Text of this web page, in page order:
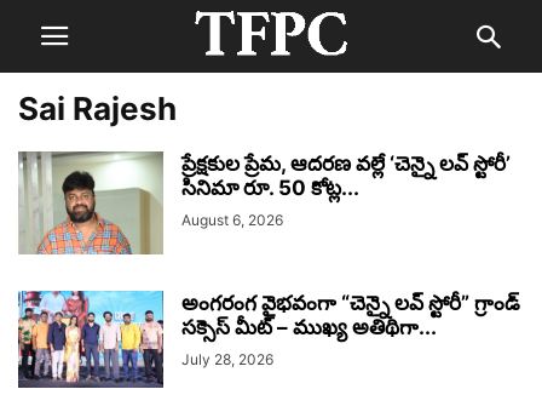
Sai Rajesh
ప్రేక్షకుల ప్రేమ, ఆదరణ వల్లే ‘చెన్నై లవ్ స్టోరీ’
సినిమా రూ. 50 కోట్ల...
August 6, 2026
అంగరంగ వైభవంగా “చెన్నై లవ్ స్టోరీ” గ్రాండ్
సక్సెస్ మీట్ – ముఖ్య అతిథిగా...
July 28, 2026